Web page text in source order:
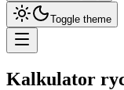
Toggle theme
Kalkulator